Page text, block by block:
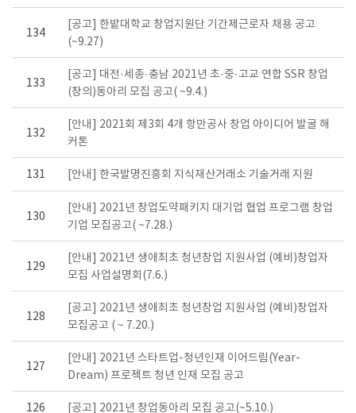
134
[공고] 한밭대학교 창업지원단 기간제근로자 채용 공고
(~9.27)
133
[공고] 대전·세종·충남 2021년 초·중·고교 연합 SSR 창업
(창의)동아리 모집 공고( ~9.4.)
132
[안내] 2021회 제3회 4개 항만공사 창업 아이디어 발굴 해
커톤
131 [안내] 한국발명진흥회 지식재산거래소 기술거래 지원
130
[안내] 2021년 창업도약패키지 대기업 협업 프로그램 창업
기업 모집공고( ~7.28.)
129
[안내] 2021년 생애최초 청년창업 지원사업 (예비)창업자
모집 사업설명회(7.6.)
128
[공고] 2021년 생애최초 청년창업 지원사업 (예비)창업자
모집공고 ( ~ 7.20.)
127
[안내] 2021년 스타트업-청년인재 이어드림(Year-
Dream) 프로젝트 청년 인재 모집 공고
126 [공고] 2021년 창업동아리 모집 공고(~5.10.)